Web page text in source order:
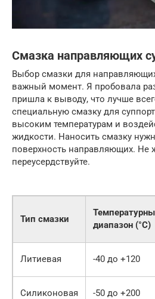
Смазка направляющих
Выбор смазки для
важный момент. Я пробовала
пришла к выводу, что лучше
специальную смазку для
высоким температурам и
жидкости. Наносить смазку
поверхность направляющих. Не
переусердствуйте.
Тип смазки
диапазон (°C)
Литиевая -40 до +120
Силиконовая -50 до +200